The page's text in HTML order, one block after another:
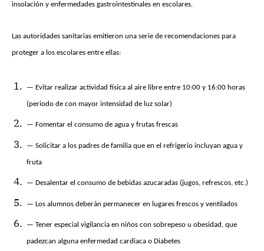
insolación y enfermedades gastrointestinales en escolares.
Las autoridades sanitarias emitieron una serie de recomendaciones para
proteger a los escolares entre ellas:
— Evitar realizar actividad física al aire libre entre 10:00 y 16:00 horas
(periodo de con mayor intensidad de luz solar)
— Fomentar el consumo de agua y frutas frescas
— Solicitar a los padres de familia que en el refrigerio incluyan agua y
fruta
— Desalentar el consumo de bebidas azucaradas (jugos, refrescos, etc.)
— Los alumnos deberán permanecer en lugares frescos y ventilados
— Tener especial vigilancia en niños con sobrepeso u obesidad, que
padezcan alguna enfermedad cardiaca o Diabetes